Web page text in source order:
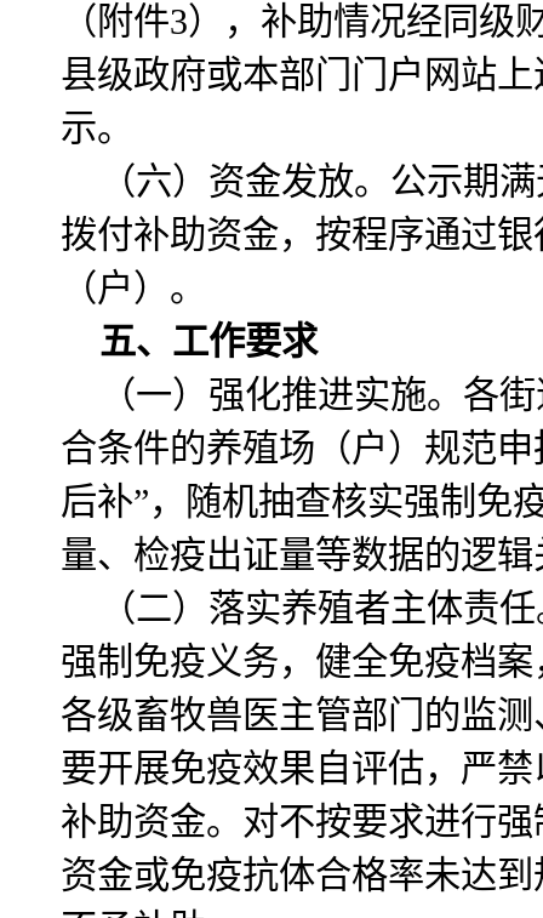
（附件3），补助情况经同
县级政府或本部门门户网站
示。
（六）资金发放。公示期
拨付补助资金，按程序通过
（户）。
五、工作要求
（一）强化推进实施。各
合条件的养殖场（户）规范
后补”，随机抽查核实强制免
量、检疫出证量等数据的逻
（二）落实养殖者主体责
强制免疫义务，健全免疫档
各级畜牧兽医主管部门的监
要开展免疫效果自评估，严
补助资金。对不按要求进行
资金或免疫抗体合格率未达